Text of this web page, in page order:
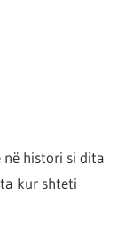
histori si dita
kur shteti